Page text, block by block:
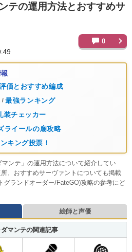
テの運用方法とおすすめサ
0
価とおすすめ編成
/ 最強ランキング
装チェッカー
ライールの廟攻略
キング投票！
ンテ」の運用方法について紹介してい
、おすすめサーヴァントについても掲載
グランドオーダー/FateGO)攻略の参考にど
絵師と声優
ダマンテの関連記事